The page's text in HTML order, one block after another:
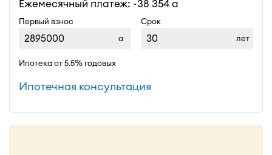
Ежемесячный платеж: ~38 354
Первый взнос
Срок
лет
Ипотека от 5.5% годовых
Ипотечная консультация